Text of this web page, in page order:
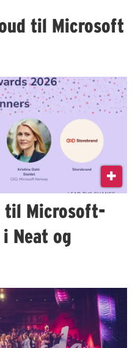
til Microsoft
til Microsoft-
Neat og